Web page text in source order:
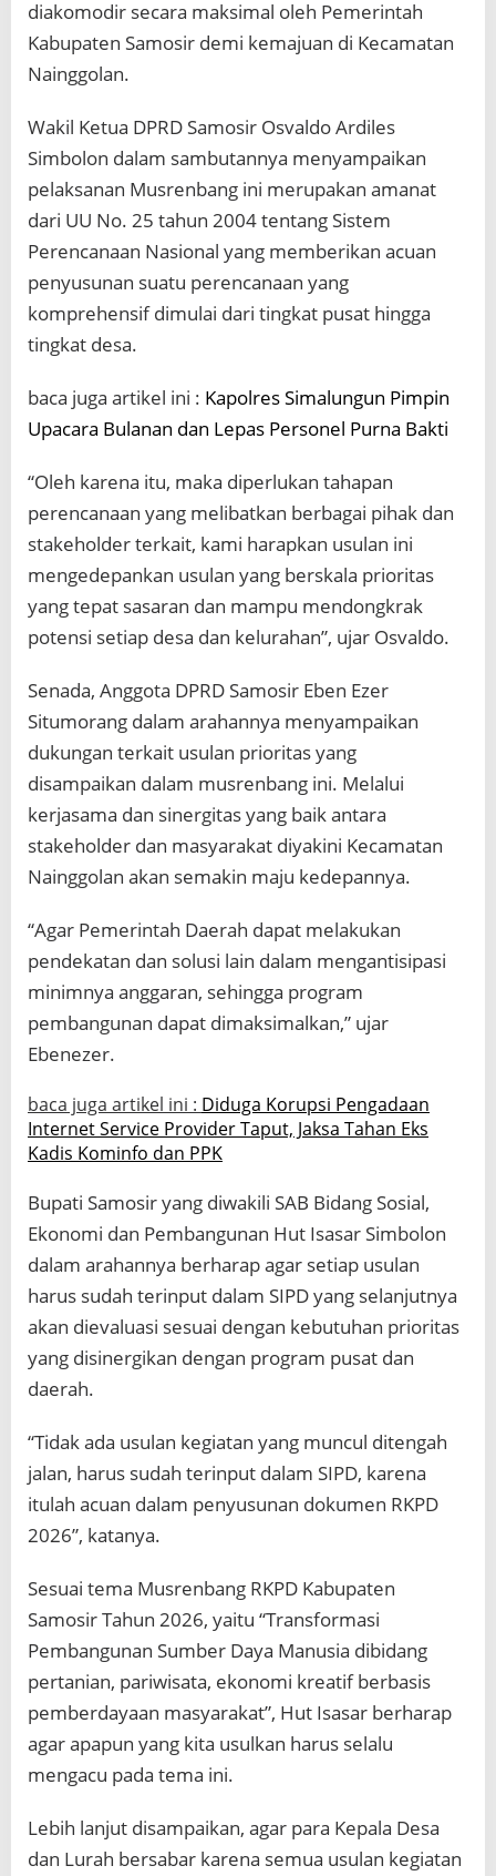
diakomodir secara maksimal oleh Pemerintah
Kabupaten Samosir demi kemajuan di Kecamatan
Nainggolan.
Wakil Ketua DPRD Samosir Osvaldo Ardiles
Simbolon dalam sambutannya menyampaikan
pelaksanan Musrenbang ini merupakan amanat
dari UU No. 25 tahun 2004 tentang Sistem
Perencanaan Nasional yang memberikan acuan
penyusunan suatu perencanaan yang
komprehensif dimulai dari tingkat pusat hingga
tingkat desa.
baca juga artikel ini : Kapolres Simalungun Pimpin
Upacara Bulanan dan Lepas Personel Purna Bakti
“Oleh karena itu, maka diperlukan tahapan
perencanaan yang melibatkan berbagai pihak dan
stakeholder terkait, kami harapkan usulan ini
mengedepankan usulan yang berskala prioritas
yang tepat sasaran dan mampu mendongkrak
potensi setiap desa dan kelurahan”, ujar Osvaldo.
Senada, Anggota DPRD Samosir Eben Ezer
Situmorang dalam arahannya menyampaikan
dukungan terkait usulan prioritas yang
disampaikan dalam musrenbang ini. Melalui
kerjasama dan sinergitas yang baik antara
stakeholder dan masyarakat diyakini Kecamatan
Nainggolan akan semakin maju kedepannya.
“Agar Pemerintah Daerah dapat melakukan
pendekatan dan solusi lain dalam mengantisipasi
minimnya anggaran, sehingga program
pembangunan dapat dimaksimalkan,” ujar
Ebenezer.
baca juga artikel ini : Diduga Korupsi Pengadaan
Internet Service Provider Taput, Jaksa Tahan Eks
Kadis Kominfo dan PPK
Bupati Samosir yang diwakili SAB Bidang Sosial,
Ekonomi dan Pembangunan Hut Isasar Simbolon
dalam arahannya berharap agar setiap usulan
harus sudah terinput dalam SIPD yang selanjutnya
akan dievaluasi sesuai dengan kebutuhan prioritas
yang disinergikan dengan program pusat dan
daerah.
“Tidak ada usulan kegiatan yang muncul ditengah
jalan, harus sudah terinput dalam SIPD, karena
itulah acuan dalam penyusunan dokumen RKPD
2026”, katanya.
Sesuai tema Musrenbang RKPD Kabupaten
Samosir Tahun 2026, yaitu “Transformasi
Pembangunan Sumber Daya Manusia dibidang
pertanian, pariwisata, ekonomi kreatif berbasis
pemberdayaan masyarakat”, Hut Isasar berharap
agar apapun yang kita usulkan harus selalu
mengacu pada tema ini.
Lebih lanjut disampaikan, agar para Kepala Desa
dan Lurah bersabar karena semua usulan kegiatan